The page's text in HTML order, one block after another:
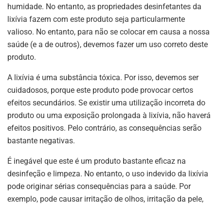
humidade. No entanto, as propriedades desinfetantes da
lixívia fazem com este produto seja particularmente
valioso. No entanto, para não se colocar em causa a nossa
saúde (e a de outros), devemos fazer um uso correto deste
produto.
A lixívia é uma substância tóxica. Por isso, devemos ser
cuidadosos, porque este produto pode provocar certos
efeitos secundários. Se existir uma utilização incorreta do
produto ou uma exposição prolongada à lixívia, não haverá
efeitos positivos. Pelo contrário, as consequências serão
bastante negativas.
É inegável que este é um produto bastante eficaz na
desinfeção e limpeza. No entanto, o uso indevido da lixívia
pode originar sérias consequências para a saúde. Por
exemplo, pode causar irritação de olhos, irritação da pele,